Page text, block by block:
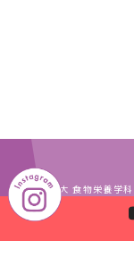
TOP
短大 食物栄養学科
TOPICS